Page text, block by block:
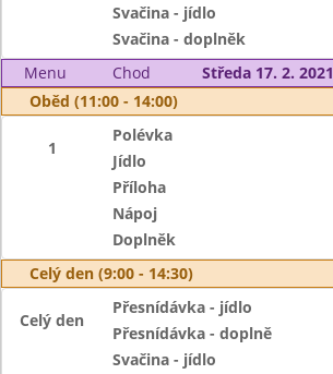
Svačina - jídlo
Svačina - doplněk
Menu
Chod
Středa 17. 2. 2021
Oběd (11:00 - 14:00)
1
Polévka
Jídlo
Příloha
Nápoj
Doplněk
Celý den (9:00 - 14:30)
Celý den
Přesnídávka - jídlo
Přesnídávka - doplně
Svačina - jídlo